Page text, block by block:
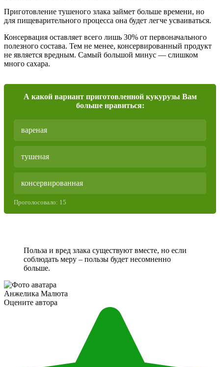
Приготовление тушеного злака займет больше времени, но
для пищеварительного процесса она будет легче усваиваться.
Консервация оставляет всего лишь 30% от первоначального
полезного состава. Тем не менее, консервированный продукт
не является вредным. Самый большой минус — слишком
много сахара.
А какой вариант приготовленной кукурузы Вам
больше нравиться:
вареная
тушеная
консервированная
Проголосовало: 15
Польза и вред злака существуют вместе, но если
соблюдать меру – пользы будет несомненно
больше.
Анжелика Малюта
Оцените автора